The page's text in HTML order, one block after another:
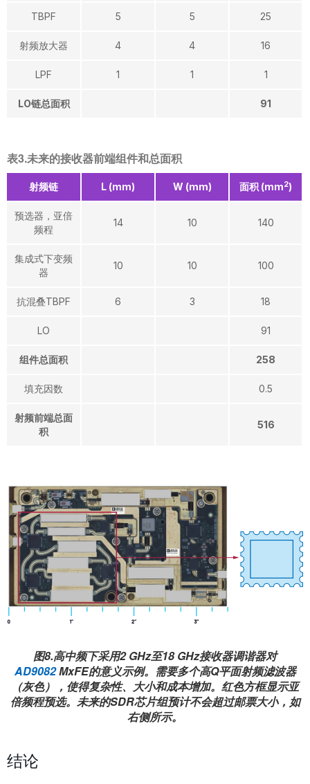
TBPF 5 5 25
射频放大器 4 4 16
LPF 1 1 1
LO链总面积 91
表3.未来的接收器前端组件和总面积
射频链 L (mm) W (mm) 面积 (mm2)
预选器，亚倍
频程
14 10 140
集成式下变频
器
10 10 100
抗混叠TBPF 6 3 18
LO 91
组件总面积 258
填充因数 0.5
射频前端总面
积
516
图8.高中频下采用2 GHz至18 GHz接收器调谐器对
AD9082MxFE的意义示例。需要多个高Q平面射频滤波器
（灰色），使得复杂性、大小和成本增加。红色方框显示亚
倍频程预选。未来的SDR芯片组预计不会超过邮票大小，如
右侧所示。
结论